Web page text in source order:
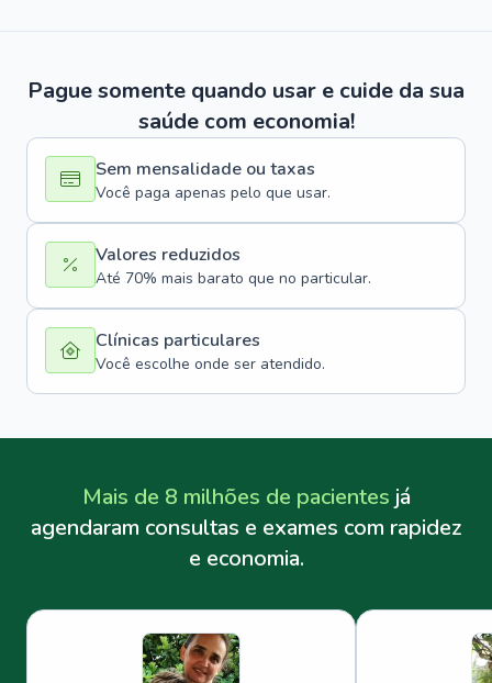
Pague somente quando usar e cuide da sua
saúde com economia!
Sem mensalidade ou taxas
Você paga apenas pelo que usar.
Valores reduzidos
Até 70% mais barato que no particular.
Clínicas particulares
Você escolhe onde ser atendido.
Mais de 8 milhões de pacientes já
agendaram consultas e exames com rapidez
e economia.